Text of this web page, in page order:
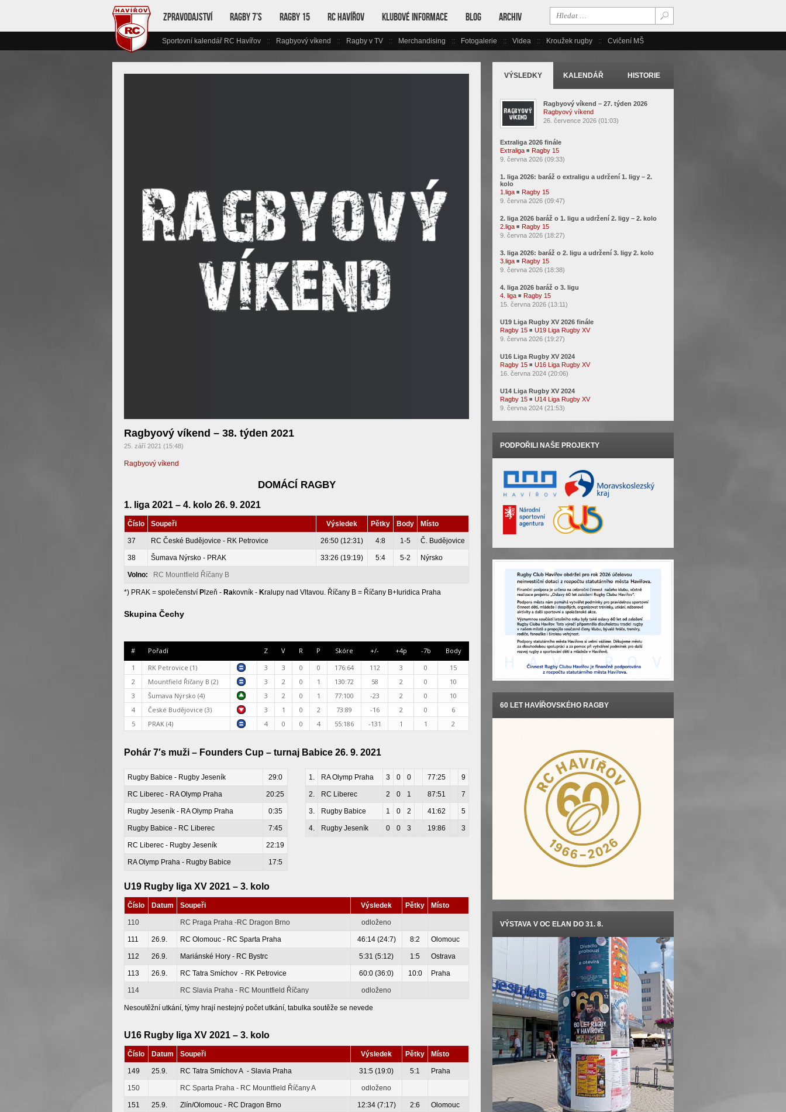
Zpravodajství Ragby 7’s Ragby 15 RC Havířov Klubové informace Blog Archiv
Sportovní kalendář RC Havířov Ragbyový víkend Ragby v TV Merchandising Fotogalerie Videa Kroužek rugby Cvičení MŠ
Ragbyový víkend – 38. týden 2021
25. září 2021 (15:48)
Ragbyový víkend
DOMÁCÍ RAGBY
1. liga 2021 – 4. kolo 26. 9. 2021
Číslo Soupeři Výsledek Pětky Body Místo
37 RC České Budějovice - RK Petrovice 26:50 (12:31) 4:8 1-5 Č. Budějovice
38 Šumava Nýrsko - PRAK 33:26 (19:19) 5:4 5-2 Nýrsko
Volno: RC Mountfield Říčany B
*) PRAK = společenství P lzeň - Rakovník - Kralupy nad Vltavou. Říčany B = Říčany B+Iuridica Praha
Skupina Čechy
# Pořadí Z V R P Skóre +/- +4p -7b
Body
1
RK Petrovice (1) 3 3 0 0 176:64 112 3 0
15
2
Mountfield Říčany B (2) 3 2 0 1 130:72 58 2 0
10
3
Šumava Nýrsko (4) 3 2 0 1 77:100 -23 2 0
10
4
České Budějovice (3) 3 1 0 2 73:89 -16 2 0
6
5
PRAK (4) 4 0 0 4 55:186 -131 1 1 2
Pohár 7′s muži – Founders Cup – turnaj Babice 26. 9. 2021
Rugby Babice - Rugby Jeseník 29:0
RC Liberec - RA Olymp Praha 20:25
Rugby Jeseník - RA Olymp Praha 0:35
Rugby Babice - RC Liberec 7:45
RC Liberec - Rugby Jeseník 22:19
RA Olymp Praha - Rugby Babice 17:5
1. RA Olymp Praha 3 0 0 77:25 9
2. RC Liberec 2 0 1 87:51 7
3. Rugby Babice 1 0 2 41:62 5
4. Rugby Jeseník 0 0 3 19:86 3
U19 Rugby liga XV 2021 – 3. kolo
Číslo Datum Soupeři Výsledek Pětky Místo
110 RC Praga Praha -RC Dragon Brno odloženo
111 26.9. RC Olomouc - RC Sparta Praha 46:14 (24:7) 8:2 Olomouc
112 26.9. Mariánské Hory - RC Bystrc 5:31 (5:12) 1:5 Ostrava
113 26.9. RC Tatra Smíchov - RK Petrovice 60:0 (36:0) 10:0 Praha
114 RC Slavia Praha - RC Mountfield Říčany odloženo
Nesoutěžní utkání, týmy hrají nestejný počet utkání, tabulka soutěže se nevede
U16 Rugby liga XV 2021 – 3. kolo
Číslo Datum Soupeři Výsledek Pětky Místo
149 25.9. RC Tatra Smíchov A - Slavia Praha 31:5 (19:0) 5:1 Praha
150 RC Sparta Praha - RC Mountfield Říčany A odloženo
151 25.9. Zlín/Olomouc - RC Dragon Brno 12:34 (7:17) 2:6 Olomouc
VÝSLEDKY KALENDÁŘ HISTORIE
Ragbyový víkend – 27. týden 2026
Ragbyový víkend
26. července 2026 (01:03)
Extraliga 2026 finále
Extraliga ◾ Ragby 15
9. června 2026 (09:33)
1. liga 2026: baráž o extraligu a udržení 1. ligy – 2.
kolo
1.liga ◾ Ragby 15
9. června 2026 (09:47)
2. liga 2026 baráž o 1. ligu a udržení 2. ligy – 2. kolo
2.liga ◾ Ragby 15
9. června 2026 (18:27)
3. liga 2026: baráž o 2. ligu a udržení 3. ligy 2. kolo
3.liga ◾ Ragby 15
9. června 2026 (18:38)
4. liga 2026 baráž o 3. ligu
4. liga ◾ Ragby 15
15. června 2026 (13:11)
U19 Liga Rugby XV 2026 finále
Ragby 15 ◾ U19 Liga Rugby XV
9. června 2026 (19:27)
U16 Liga Rugby XV 2024
Ragby 15 ◾ U16 Liga Rugby XV
16. června 2024 (20:06)
U14 Liga Rugby XV 2024
Ragby 15 ◾ U14 Liga Rugby XV
9. června 2024 (21:53)
PODPOŘILI NAŠE PROJEKTY
60 LET HAVÍŘOVSKÉHO RAGBY
VÝSTAVA V OC ELAN DO 31. 8.